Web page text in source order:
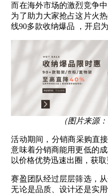
而在海外市场的激烈竞争
为了助力大家抢占这片火
线90多款收纳爆品 ，开启
（图片来源
活动期间，分销商采购直
意味着分销商能用更低的
以价格优势迅速出圈，获取
赛盈团队经过层层筛选，
无论是品质、设计还是实